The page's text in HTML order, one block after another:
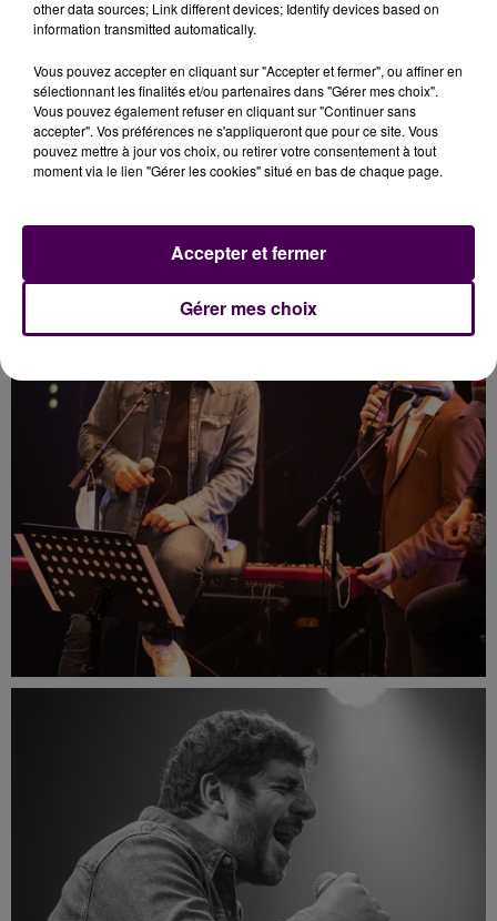
other data sources; Link different devices; Identify devices based on
information transmitted automatically.
Vous pouvez accepter en cliquant sur "Accepter et fermer", ou affiner en
sélectionnant les finalités et/ou partenaires dans "Gérer mes choix".
Vous pouvez également refuser en cliquant sur "Continuer sans
accepter". Vos préférences ne s'appliqueront que pour ce site. Vous
pouvez mettre à jour vos choix, ou retirer votre consentement à tout
moment via le lien "Gérer les cookies" situé en bas de chaque page.
Gérer mes choix
Accepter et fermer